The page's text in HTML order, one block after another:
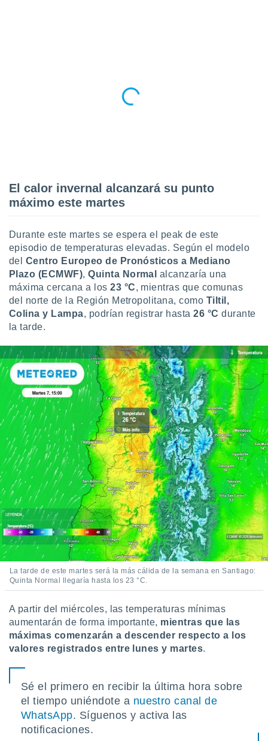
cookies
aceptar
de
sitio
En
de que
el sitio
para
ni para
o
aunque
no
Puedes
acceder a
web a
abono
únicos
similares
como
sitio
IP
de
posible
El calor invernal alcanzará su punto
máximo este martes
Durante este martes se espera el peak de este
episodio de temperaturas elevadas. Según el modelo
del Centro Europeo de Pronósticos a Mediano
Plazo (ECMWF),Quinta Normal alcanzaría una
máxima cercana a los23 °C, mientras que comunas
del norte de la Región Metropolitana, como Tiltil,
Colina y Lampa, podrían registrar hasta26 °C durante
la tarde.
La tarde de este martes será la más cálida de la semana en Santiago:
Quinta Normal llegaría hasta los 23 °C.
A partir del miércoles, las temperaturas mínimas
aumentarán de forma importante, mientras que las
máximas comenzarán a descender respecto a los
valores registrados entre lunes y martes.
Sé el primero en recibir la última hora sobre
el tiempo uniéndote a nuestro canal de
WhatsApp. Síguenos y activa las
notificaciones.